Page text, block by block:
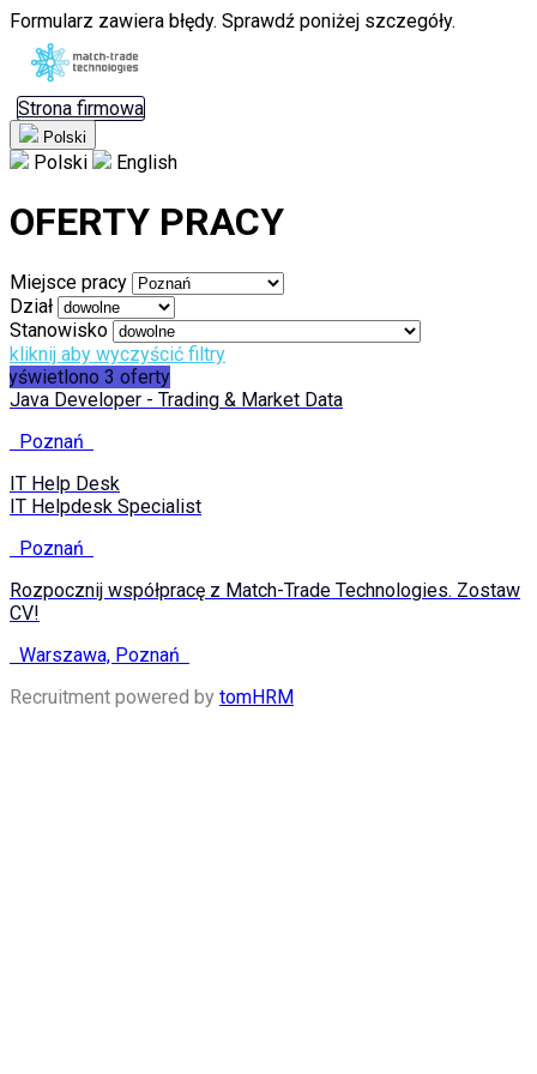
Formularz zawiera błędy. Sprawdź poniżej szczegóły.
Strona firmowa
Polski
Polski English
OFERTY PRACY
Miejsce pracy
Dział
Stanowisko
kliknij aby wyczyścić filtry
3 oferty
Java Developer - Trading & Market Data
Poznań
IT Help Desk
IT Helpdesk Specialist
Poznań
Rozpocznij współpracę z Match-Trade Technologies. Zostaw
CV!
Warszawa, Poznań
Recruitment powered by tomHRM